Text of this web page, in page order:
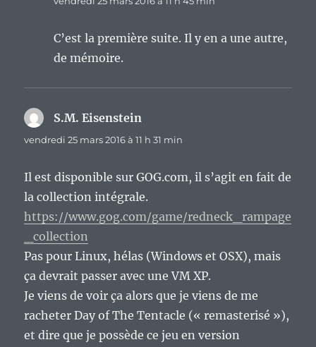
C’est la première suite. Il y en a une autre,
de mémoire.
S.M. Eisenstein
vendredi 25 mars 2016 à 11 h 31 min
Il est disponible sur GOG.com, il s’agit en fait de
la collection intégrale.
https://www.gog.com/game/redneck_rampage
_collection
Pas pour Linux, hélas (Windows et OSX), mais
ça devrait passer avec une VM XP.
Je viens de voir ça alors que je viens de me
racheter Day of The Tentacle (« remasterisé »),
et dire que je possède ce jeu en version